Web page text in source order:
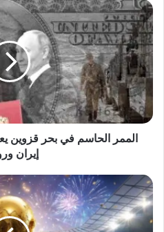
ا
ل
م
م
ر
ا
ا
ي
ب
ح
ر
الممر الحاسم في بحر قزوين
إيران
ت
ا
ر
ي